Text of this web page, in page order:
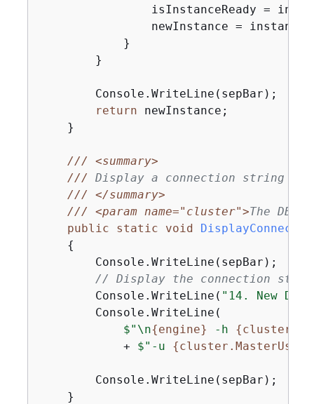
isInstanceReady =
newInstance =
            }
        }
        Console.WriteLine(sepBar);
return newInstance;
    }
///
<summary>
/// Display a connection string for
///
</summary>
///
<param name="cluster">The DB
public
static void
{
        Console.WriteLine(sepBar);
// Display the connection
        Console.WriteLine(
"14. New
        Console.WriteLine(
$"\n{engine} -h {
            +
$"-u {
        Console.WriteLine(sepBar);
    }